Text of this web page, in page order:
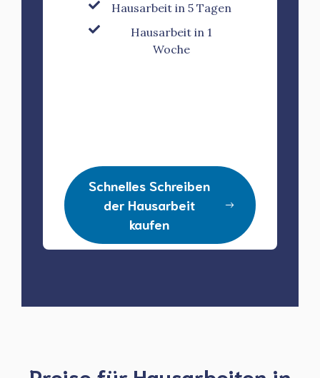
Hausarbeit in 5 Tagen
Hausarbeit in 1
Woche
Schnelles Schreiben
der Hausarbeit
kaufen